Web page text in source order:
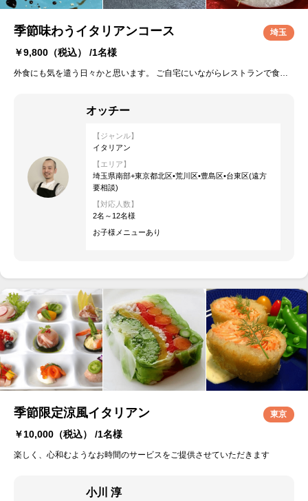
季節味わうイタリアンコース
￥9,800 （税込） /1名様
埼玉
外食にも気を遣う日々かと思います。 ご自宅にいながらレストランで食事をしてるかのような気分はいかがでしょうか？ 記念日利用や日頃のご褒美でも、、、時には今日は家事休んじゃおうかな？ そんなときにお役に立てたら嬉しいです。 (シーンに合わせて料理内容もご相談ください。) 楽しい時間をご提供できれば幸いです。
オッチー
【ジャンル】
イタリアン
【エリア】
埼玉県南部+東京都北区•荒川区•豊島区•台東区(遠方
要相談)
【対応人数】
2名～12名様
お子様メニューあり
季節限定涼風イタリアン
￥10,000 （税込） /1名様
東京
楽しく、心和むようなお時間のサービスをご提供させていただきます
小川 淳